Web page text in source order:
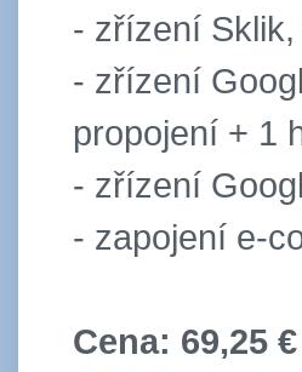
- zřízení
- zřízení
propojení + 1
- zřízení
- zapojení e-
Cena: 69,25 €